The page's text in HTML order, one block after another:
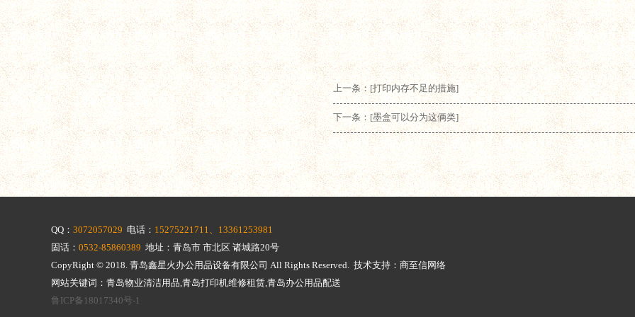
上一条：[打印内存不足的措施]
下一条：[墨盒可以分为这俩类]
QQ： 3072057029 电话： 15275221711、13361253981
固话： 0532-85860389 地址：青岛市 市北区 诸城路20号
CopyRight © 2018. 青岛鑫星火办公用品设备有限公司 All Rights Reserved. 技术支持：商至信网络
网站关键词：青岛物业清洁用品,青岛打印机维修租赁,青岛办公用品配送
鲁ICP备18017340号-1